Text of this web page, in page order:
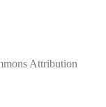
Attribution